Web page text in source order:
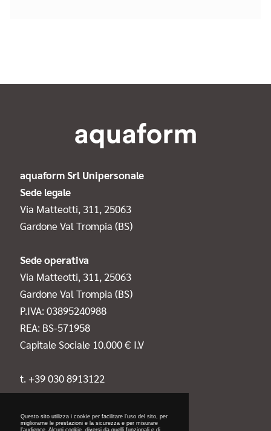
Questo sito utilizza i cookie per facilitare l'uso del sito, per
migliorarne le prestazioni e la sicurezza e per misurare
aquaform Srl Unipersonale
Sede legale
Via Matteotti, 311, 25063
Gardone Val Trompia (BS)
Sede operativa
Via Matteotti, 311, 25063
Gardone Val Trompia (BS)
P.IVA: 03895240988
REA: BS-571958
Capitale Sociale 10.000 € I.V
t. +39 030 8913122